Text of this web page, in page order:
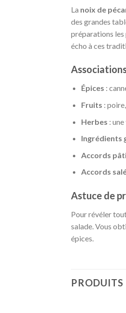
La noix de
des grandes
préparations les
écho à ces
Épices :
Fruits :
Herbes :
Ingrédients
Accords
Accords
Astuce de
Pour révéler
salade. Vous
épices.